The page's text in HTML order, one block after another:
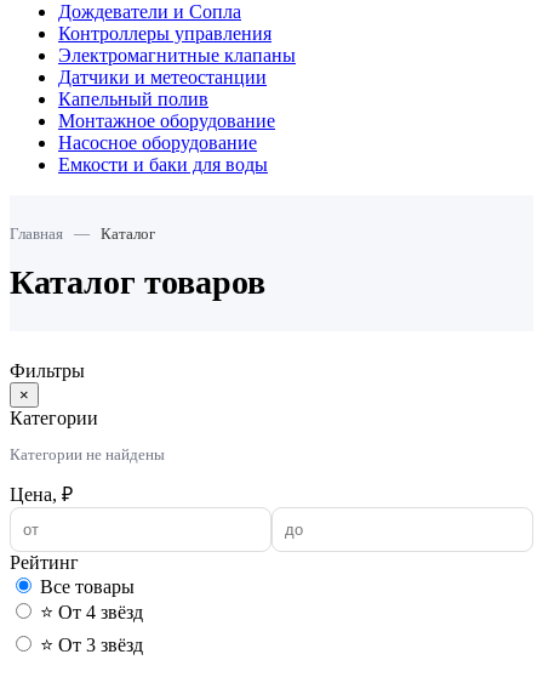
Дождеватели и Сопла
Контроллеры управления
Электромагнитные клапаны
Датчики и метеостанции
Капельный полив
Монтажное оборудование
Насосное оборудование
Емкости и баки для воды
Главная — Каталог
Каталог товаров
Фильтры
×
Категории
Категории не найдены
Цена, ₽
Рейтинг
Все товары
⭐ От 4 звёзд
⭐ От 3 звёзд